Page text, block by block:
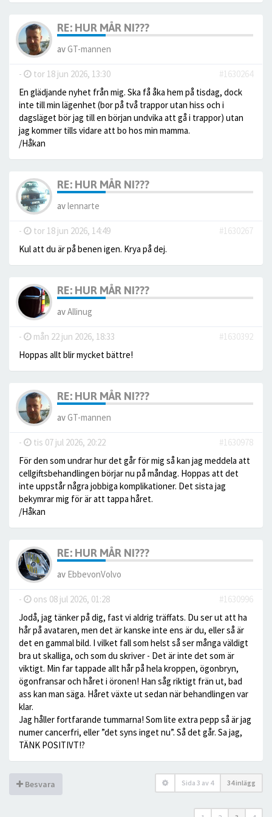
RE: HUR MÅR NI???
avGT-mannen
- tor 18 jun 2026, 13:30
#1630264
En glädjande nyhet från mig. Ska få åka hem på tisdag, dock
inte till min lägenhet (bor på två trappor utan hiss och i
dagsläget bör jag till en början undvika att gå i trappor) utan
jag kommer tills vidare att bo hos min mamma.
/Håkan
RE: HUR MÅR NI???
avlennarte
- tor 18 jun 2026, 14:49
#1630267
Kul att du är på benen igen. Krya på dej.
RE: HUR MÅR NI???
avAllinug
- mån 22 jun 2026, 18:33
#1630392
Hoppas allt blir mycket bättre!
RE: HUR MÅR NI???
avGT-mannen
- tis 07 jul 2026, 20:22
#1630978
För den som undrar hur det går för mig så kan jag meddela att
cellgiftsbehandlingen börjar nu på måndag. Hoppas att det
inte uppstår några jobbiga komplikationer. Det sista jag
bekymrar mig för är att tappa håret.
/Håkan
RE: HUR MÅR NI???
av EbbevonVolvo
- ons 08 jul 2026, 01:28
#1630996
Jodå, jag tänker på dig, fast vi aldrig träffats. Du ser ut att ha
hår på avataren, men det är kanske inte ens är du, eller så är
det en gammal bild. I vilket fall som helst så ser många väldigt
bra ut skalliga, och som du skriver - Det är inte det som är
viktigt. Min far tappade allt hår på hela kroppen, ögonbryn,
ögonfransar och håret i öronen! Han såg riktigt frän ut, bad
ass kan man säga. Håret växte ut sedan när behandlingen var
klar.
Jag håller fortfarande tummarna! Som lite extra pepp så är jag
numer cancerfri, eller ”det syns inget nu”. Så det går. Sa jag,
TÄNK POSITIVT!?
Besvara Sida 3 av 4 34 inlägg